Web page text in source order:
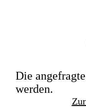
Die
werden.